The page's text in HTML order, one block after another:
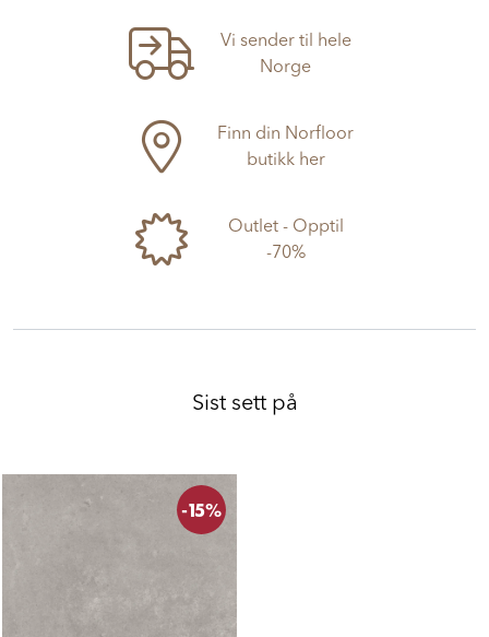
Vi sender til hele
Norge
Finn din Norfloor
butikk her
Outlet - Opptil
-70%
Sist sett på
-15%